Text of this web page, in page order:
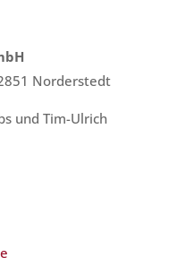
Norderstedt
und Tim-Ulrich